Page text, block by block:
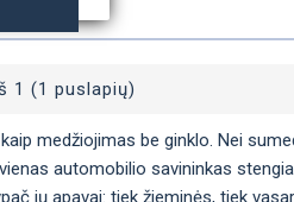
1 (1 puslapių)
medžiojimas be ginklo. Nei
automobilio savininkas
jų apavai: tiek žieminės, tiek